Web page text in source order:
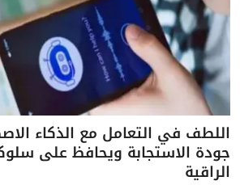
اللطف في التعامل مع الذكاء
جودة الاستجابة ويحافظ على
الراقية